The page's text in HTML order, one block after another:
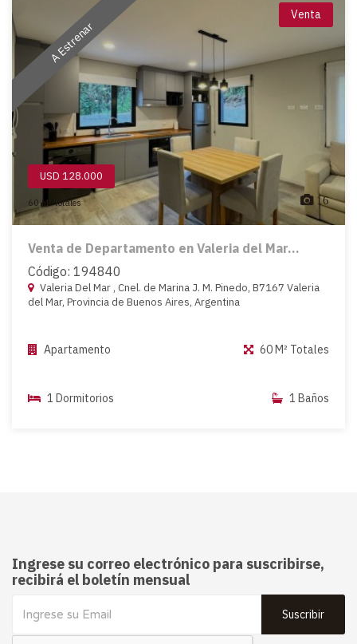
A Estrenar
Venta
USD 128.000
60 M² Totales 16
Venta de Departamento en Valeria del Mar...
Código: 194840
Valeria Del Mar , Cnel. de Marina J. M. Pinedo, B7167 Valeria
del Mar, Provincia de Buenos Aires, Argentina
Apartamento 60 M² Totales
1 Dormitorios 1 Baños
Ingrese su correo electrónico para suscribirse,
recibirá el boletín mensual
Suscribir